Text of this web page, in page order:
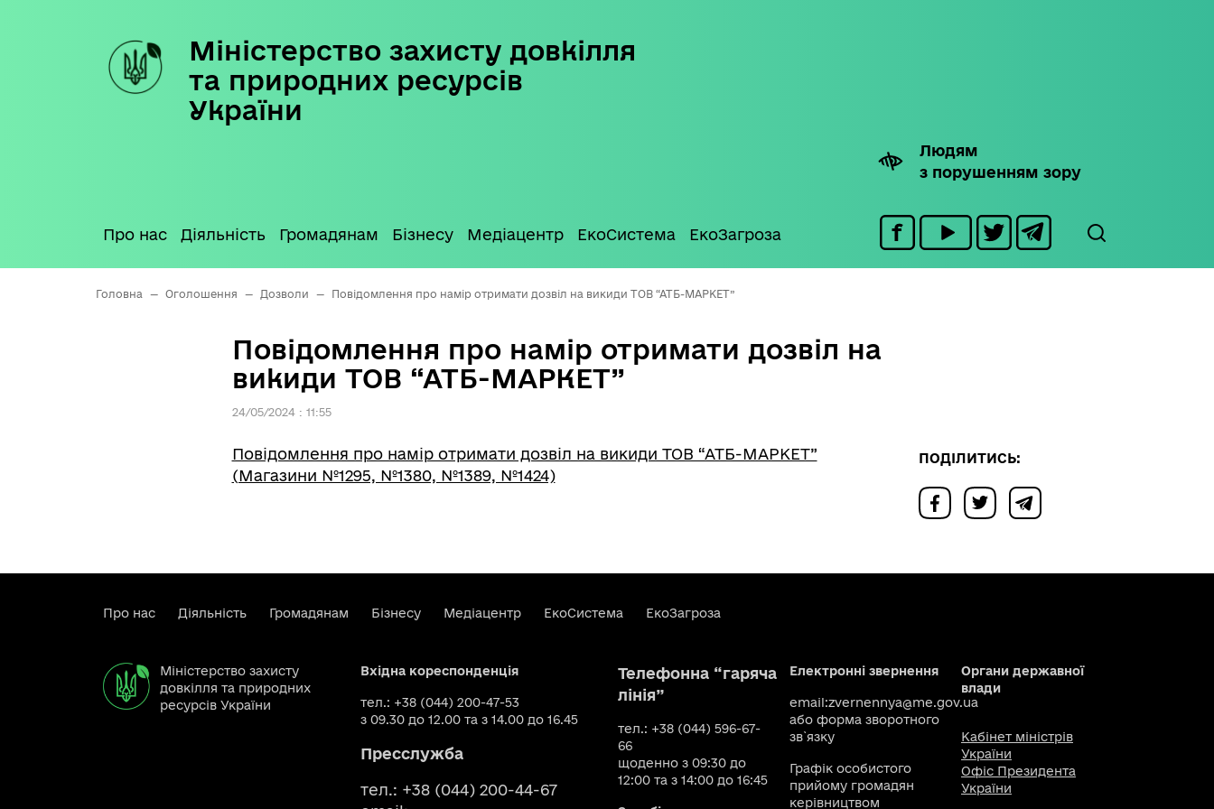
Міністерство захисту довкілля
та природних ресурсів
України
Людям
з порушенням зору
Про нас Діяльність Громадянам Бізнесу Медіацентр ЕкоСистема ЕкоЗагроза
Головна — Оголошення — Дозволи — Повідомлення про намір отримати дозвіл на викиди ТОВ “АТБ-МАРКЕТ”
Повідомлення про намір отримати дозвіл на
викиди ТОВ “АТБ-МАРКЕТ”
24/05/2024 : 11:55
Повідомлення про намір отримати дозвіл на викиди ТОВ “АТБ-МАРКЕТ”
(Магазини №1295, №1380, №1389, №1424)
ПОДІЛИТИСЬ:
Про нас Діяльність Громадянам Бізнесу Медіацентр ЕкоСистема ЕкоЗагроза
Міністерство захисту
довкілля та природних
ресурсів України
Вхідна кореспонденція
тел.: +38 (044) 200-47-53
з 09.30 до 12.00 та з 14.00 до 16.45
Пресслужба
тел.: +38 (044) 200-44-67
Телефонна “гаряча
лінія”
тел.: +38 (044) 596-67-
66
щоденно з 09:30 до
12:00 та з 14:00 до 16:45
Електронні звернення
email:zvernennya@me.gov.ua
або форма зворотного
зв`язку
Графік особистого
прийому громадян
керівництвом
Органи державної
влади
Кабінет міністрів
України
Офіс Президента
України